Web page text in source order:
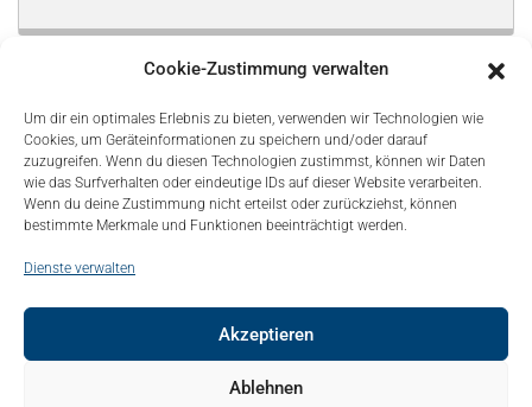
Cookie-Zustimmung verwalten
Um dir ein optimales Erlebnis zu bieten, verwenden wir Technologien wie
Cookies, um Geräteinformationen zu speichern und/oder darauf
zuzugreifen. Wenn du diesen Technologien zustimmst, können wir Daten
wie das Surfverhalten oder eindeutige IDs auf dieser Website verarbeiten.
Wenn du deine Zustimmung nicht erteilst oder zurückziehst, können
bestimmte Merkmale und Funktionen beeinträchtigt werden.
Dienste verwalten
Akzeptieren
Ablehnen